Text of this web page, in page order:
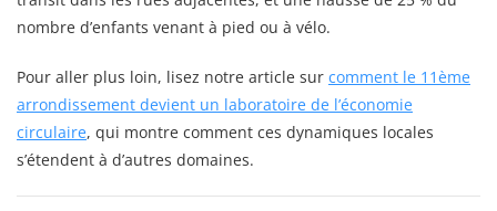
nombre d’enfants venant à pied ou à vélo.
Pour aller plus loin, lisez notre article sur comment le 11ème
arrondissement devient un laboratoire de l’économie
circulaire, qui montre comment ces dynamiques locales
s’étendent à d’autres domaines.